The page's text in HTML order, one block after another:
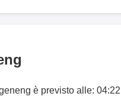
è previsto alle: 04:22